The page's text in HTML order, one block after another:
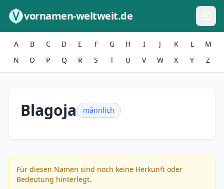
vornamen-weltweit.de
A B C D E F G H I J K L
M
N
O P Q R S T U V W X Y Z
Blagoja männlich
Für diesen Namen sind noch keine Herkunft oder
Bedeutung hinterlegt.